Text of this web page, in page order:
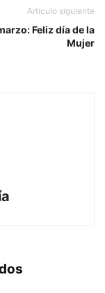
Artículo siguiente
Feliz día de la
Mujer